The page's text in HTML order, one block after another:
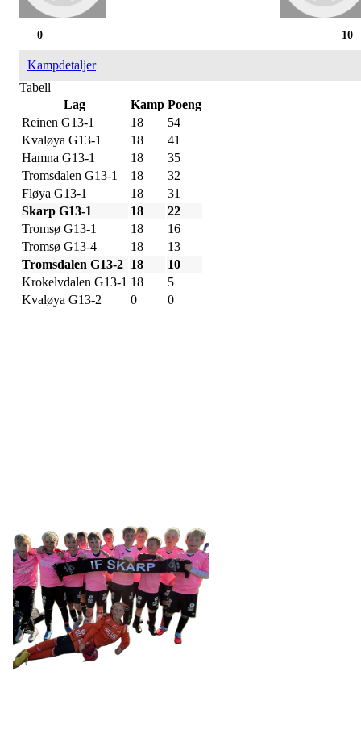
10
0
Kampdetaljer
Tabell
Lag
Kamp Poeng
Reinen G13-1
18
54
Kvaløya G13-1
18
41
Hamna G13-1
18
35
Tromsdalen G13-1
18
32
Fløya G13-1
18
31
Skarp G13-1
18
22
Tromsø G13-1
18
16
Tromsø G13-4
18
13
Tromsdalen G13-2 18
10
Krokelvdalen G13-1 18
5
Kvaløya G13-2
0 0